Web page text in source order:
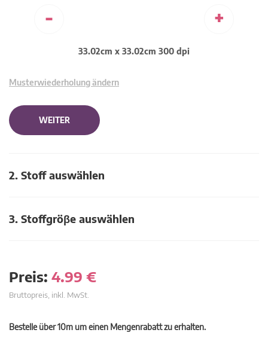
- +
33.02cm x 33.02cm 300 dpi
Musterwiederholung ändern
WEITER
2. Stoff auswählen
3. Stoffgröβe auswählen
Preis: 4.99 €
Bruttopreis, inkl. MwSt.
Bestelle über 10m um einen Mengenrabatt zu erhalten.